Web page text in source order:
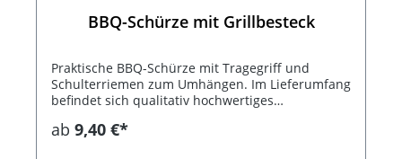
BBQ-Schürze mit Grillbesteck
Praktische BBQ-Schürze mit Tragegriff und
Schulterriemen zum Umhängen. Im Lieferumfang
befindet sich qualitativ hochwertiges
ab 9,40 €*